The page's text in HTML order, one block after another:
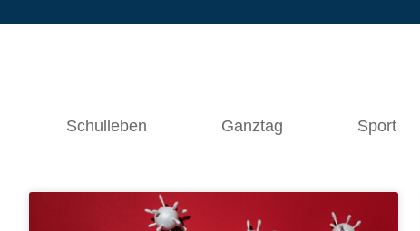
Schulleben Ganztag Sport